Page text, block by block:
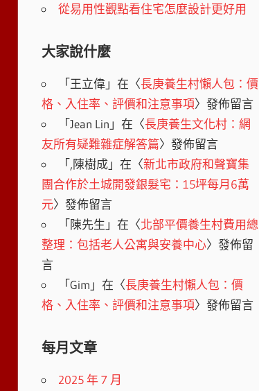
從易用性觀點看住宅怎麼設計更好用
大家說什麼
「王立偉」在〈長庚養生村懶人包：價
格、入住率、評價和注意事項〉發佈留言
「Jean Lin 」在〈長庚養生文化村：網
友所有疑難雜症解答篇〉發佈留言
「,陳樹成」在〈新北市政府和聲寶集
團合作於土城開發銀髮宅：15坪每月6萬
元〉發佈留言
「陳先生 」在〈北部平價養生村費用總
整理：包括老人公寓與安養中心〉發佈留
言
「Gim 」在〈長庚養生村懶人包：價
格、入住率、評價和注意事項〉發佈留言
每月文章
2025 年 7 月